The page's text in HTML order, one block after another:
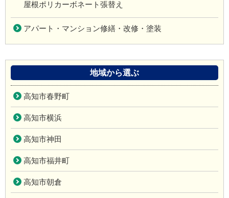
屋根ポリカーボネート張替え
アパート・マンション修繕・改修・塗装
地域から選ぶ
高知市春野町
高知市横浜
高知市神田
高知市福井町
高知市朝倉